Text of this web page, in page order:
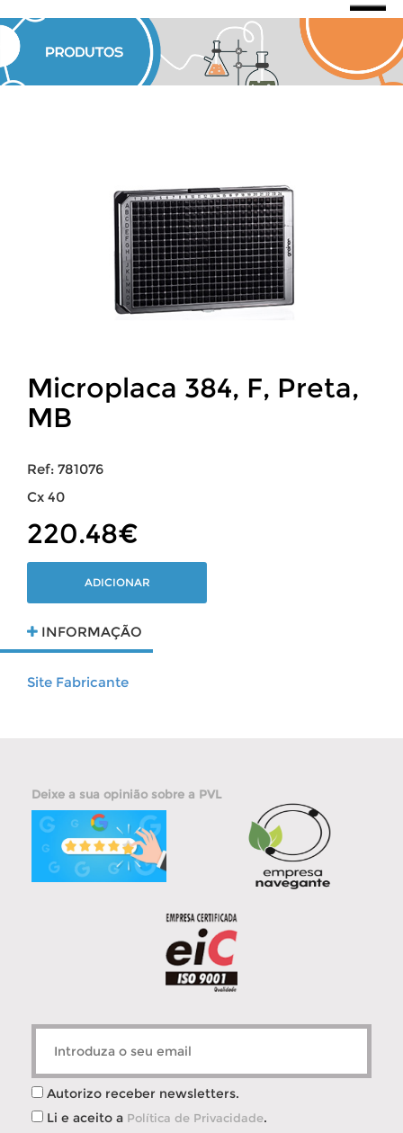
Microplaca 384, F, Preta,
MB
Ref: 781076
Cx 40
220.48€
ADICIONAR
INFORMAÇÃO
Site Fabricante
Deixe a sua opinião sobre a PVL
Autorizo receber newsletters.
Li e aceito a Política de Privacidade.